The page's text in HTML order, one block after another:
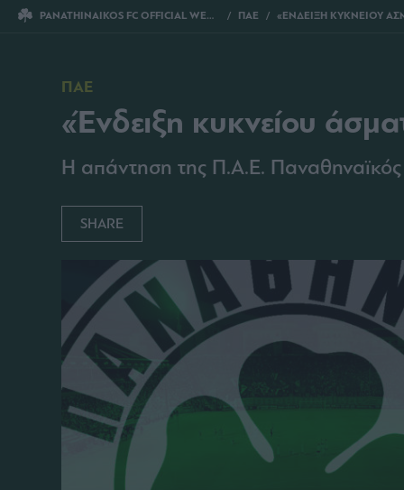
PANATHINAIKOS FC OFFICIAL WEBSITE ΠΑΕ «ΕΝΔΕΙΞΗ ΚΥΚΝΕΙΟΥ
ΠΑΕ
«Ένδειξη κυκνείου
Η απάντηση της Π.Α.Ε. Παναθηναϊκός
SHARE